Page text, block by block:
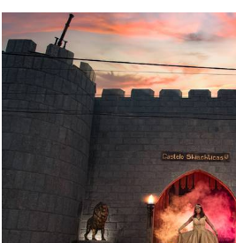
688